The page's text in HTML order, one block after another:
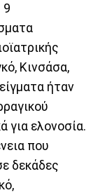
9
Κινσάσα,
ήταν
για ελονοσία.
που
δεκάδες